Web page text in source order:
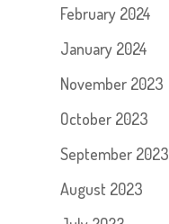
February 2024
January 2024
November 2023
October 2023
September 2023
August 2023